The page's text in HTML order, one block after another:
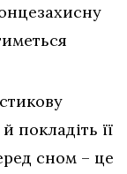
її
сном – це